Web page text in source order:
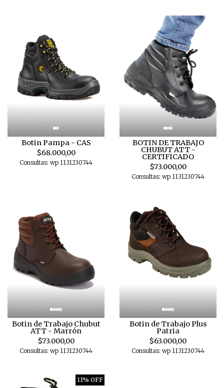
Botin Pampa - CAS
$68.000,00
Consultas: wp 1131230744
BOTIN DE TRABAJO
CHUBUT ATT -
CERTIFICADO
$73.000,00
Consultas: wp 1131230744
Botin de Trabajo Chubut
ATT - Marrón
$73.000,00
Consultas: wp 1131230744
Botin de Trabajo Plus
Patria
$63.000,00
Consultas: wp 1131230744
11% OFF